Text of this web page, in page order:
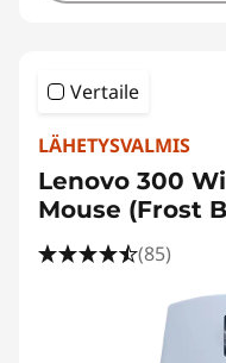
Vertaile
LÄHETYSVALMIS
Lenovo 300
Mouse (Frost
(85)